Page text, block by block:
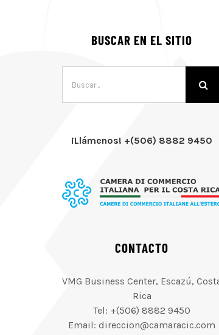
BUSCAR EN EL SITIO
¡Llámenos! +(506) 8882 9450
CONTACTO
VMG Business Center, Escazú,
Rica
Tel: +(506) 8882 9450
Email: direccion@camaracic.com